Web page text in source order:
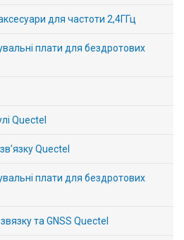
для частоти 2,4ГГц
плати для бездротових
Quectel
Quectel
плати для бездротових
та GNSS Quectel